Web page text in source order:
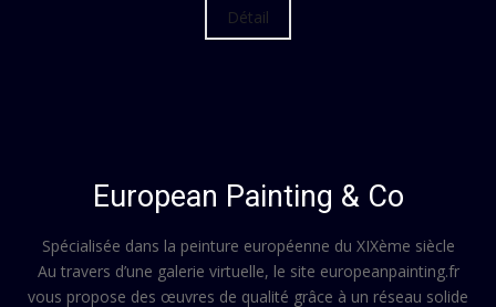
SMITH 1854+1936 Alfred
TEN CATE 1858+1908 Siebe Johannes
ZUBER 1844+1909 Henry
Détail
European Painting & Co
Spécialisée dans la peinture européenne du XIXème siècle
Au travers d’une galerie virtuelle, le site europeanpainting.fr
vous propose des œuvres de qualité grâce à un réseau solide